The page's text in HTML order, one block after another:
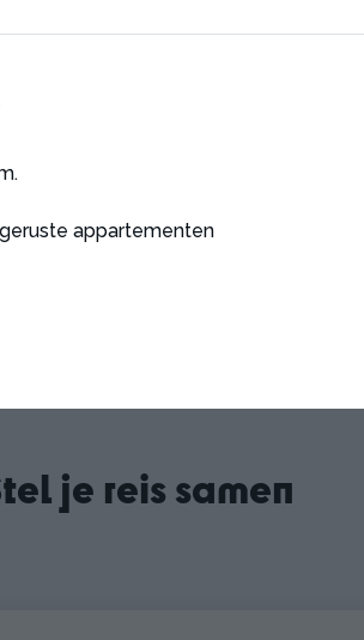
appartementen
je reis samen